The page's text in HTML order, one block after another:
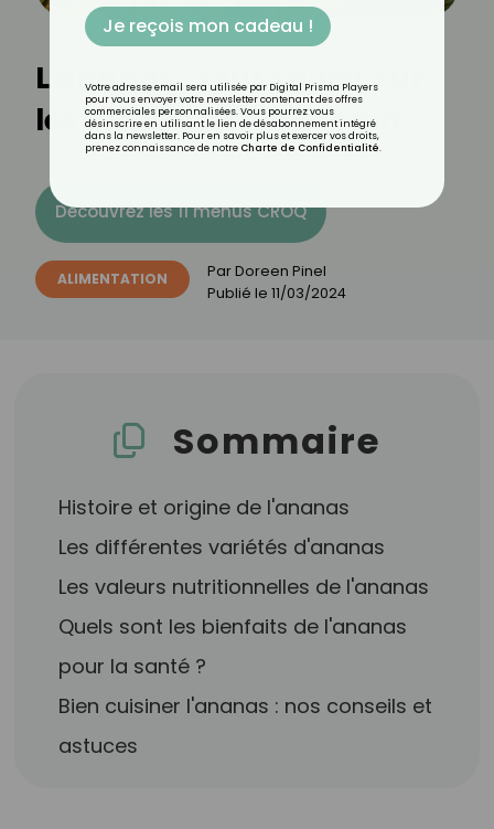
L'ananas : tout savoir sur
les bienfaites de ce fruit
Découvrez les 11 menus CROQ
ALIMENTATION ParDoreen Pinel
Publié le 11/03/2024
Sommaire
Histoire et origine de l'ananas
Les différentes variétés d'ananas
Les valeurs nutritionnelles de l'ananas
Quels sont les bienfaits de l'ananas
pour la santé ?
Bien cuisiner l'ananas : nos conseils et
astuces
Je reçois mon cadeau !
Votre adresse email sera utilisée par Digital Prisma Players
pour vous envoyer votre newsletter contenant des offres
commerciales personnalisées. Vous pourrez vous
désinscrire en utilisant le lien de désabonnement intégré
dans la newsletter. Pour en savoir plus et exercer vos droits,
prenez connaissance de notre Charte de Confidentialité.